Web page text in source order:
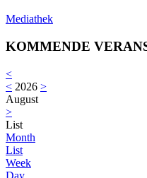
Mediathek
KOMMENDE
<
< 2026 >
August
>
List
Month
List
Week
Day